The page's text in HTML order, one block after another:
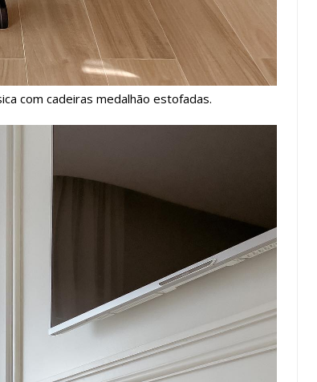
com cadeiras medalhão estofadas.